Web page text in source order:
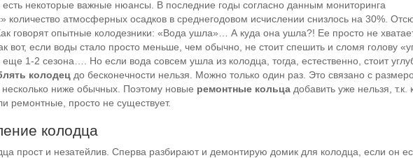
некоторые важные нюансы. В последние годы согласно данным мониторинга
количество атмосферных осадков в среднегодовом исчислении снизлось на 30%.
говорят опытные колодезники: «Вода ушла»… А куда она ушла?! Ее просто не
вот, если воды стало просто меньше, чем обычно, не стоит спешить и сломя голову
1-2 сезона…. Но если вода совсем ушла из колодца, тогда, естественно, стоит
колодец до бесконечности нельзя. Можно только один раз. Это связано с
ниже обычных. Поэтому новые ремонтные кольца добавить уже нельзя,
ремонтные, просто не существует.
колодца
прост и незатейлив. Сперва разбирают и демонтирую домик для колодца, если он